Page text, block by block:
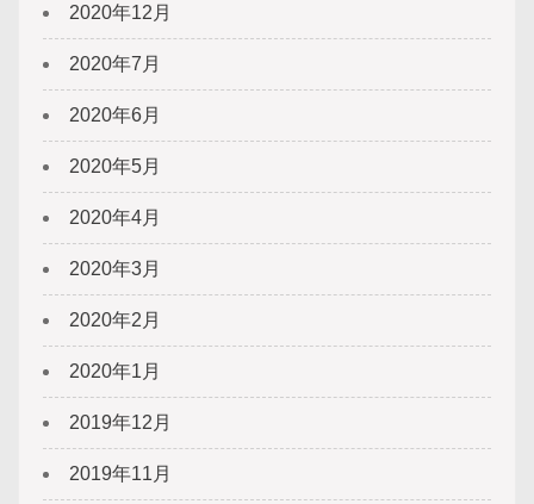
2020年12月
2020年7月
2020年6月
2020年5月
2020年4月
2020年3月
2020年2月
2020年1月
2019年12月
2019年11月